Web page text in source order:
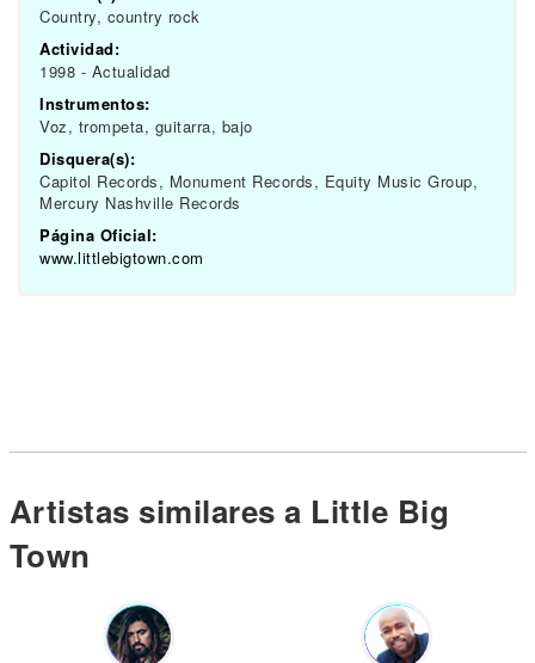
Country, country rock
Actividad:
1998 - Actualidad
Instrumentos:
Voz, trompeta, guitarra, bajo
Disquera(s):
Capitol Records, Monument Records, Equity Music Group,
Mercury Nashville Records
Página Oficial:
www.littlebigtown.com
Artistas similares a Little Big
Town